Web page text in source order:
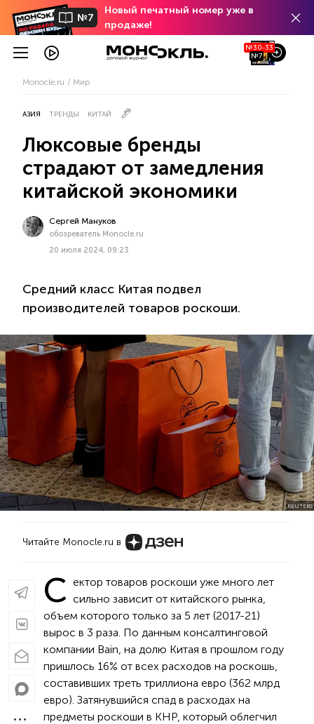
№7
Новый печатный номер уже в
продаже!
№30-33
№7
Monocle.ru Мир
АЗИЯ ТРЕНДЫ КИТАЙ
Люксовые бренды
страдают от замедления
китайской экономики
Сергей Мануков
обозреватель Monocle.ru
20 июля 2024, 09:23
Средний класс Китая подвел
производителей товаров роскоши.
REUTERS
Читайте Monocle.ru в
С ектор товаров роскоши уже много лет
сильно зависит от китайского рынка,
объем которого только за 5 лет (2017-21)
вырос в 3 раза. По данным консалтинговой
компании Bain, на долю Китая в прошлом году
пришлось 16% от всех расходов на роскошь,
составивших треть триллиона евро (362 млрд
евро). Затянувшийся спад в расходах на
предметы роскоши в КНР, который облегчил